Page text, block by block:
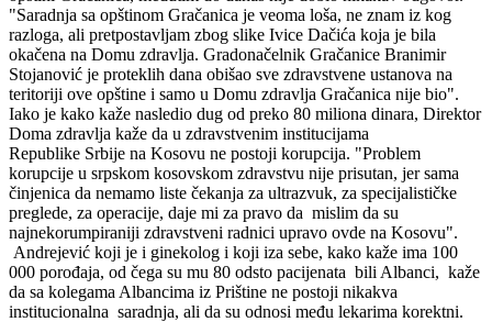
"Saradnja sa opštinom Gračanica je veoma loša, ne znam iz kog
razloga, ali pretpostavljam zbog slike Ivice Dačića koja je bila
okačena na Domu zdravlja. Gradonačelnik Gračanice Branimir
Stojanović je proteklih dana obišao sve zdravstvene ustanova na
teritoriji ove opštine i samo u Domu zdravlja Gračanica nije bio".
Iako je kako kaže nasledio dug od preko 80 miliona dinara, Direktor
Doma zdravlja kaže da u zdravstvenim institucijama
Republike Srbije na Kosovu ne postoji korupcija. "Problem
korupcije u srpskom kosovskom zdravstvu nije prisutan, jer sama
činjenica da nemamo liste čekanja za ultrazvuk, za specijalističke
preglede, za operacije, daje mi za pravo da mislim da su
najnekorumpiraniji zdravstveni radnici upravo ovde na Kosovu".
Andrejević koji je i ginekolog i koji iza sebe, kako kaže ima 100
000 porođaja, od čega su mu 80 odsto pacijenata bili Albanci, kaže
da sa kolegama Albancima iz Prištine ne postoji nikakva
institucionalna saradnja, ali da su odnosi među lekarima korektni.